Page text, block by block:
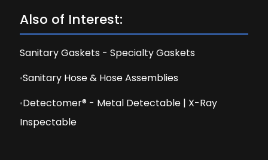
Also of Interest:
Sanitary Gaskets - Specialty Gaskets
Sanitary Hose & Hose Assemblies
Detectomer® - Metal Detectable | X-Ray
Inspectable